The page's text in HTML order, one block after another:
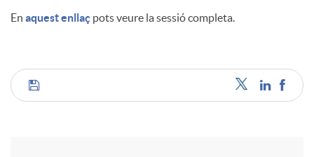
En aquest enllaç pots veure la sessió completa.
C